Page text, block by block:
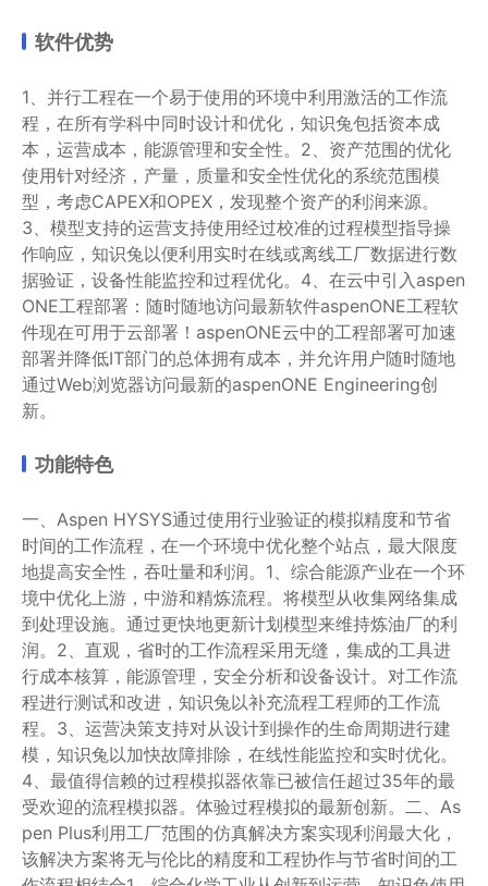
软件优势
1、并行工程在一个易于使用的环境中利用激活的工作流
程，在所有学科中同时设计和优化，知识兔包括资本成
本，运营成本，能源管理和安全性。2、资产范围的优化
使用针对经济，产量，质量和安全性优化的系统范围模
型，考虑CAPEX和OPEX，发现整个资产的利润来源。
3、模型支持的运营支持使用经过校准的过程模型指导操
作响应，知识兔以便利用实时在线或离线工厂数据进行数
据验证，设备性能监控和过程优化。4、在云中引入aspen
ONE工程部署：随时随地访问最新软件aspenONE工程软
件现在可用于云部署！aspenONE云中的工程部署可加速
部署并降低IT部门的总体拥有成本，并允许用户随时随地
通过Web浏览器访问最新的aspenONE Engineering创
新。
功能特色
一、Aspen HYSYS通过使用行业验证的模拟精度和节省
时间的工作流程，在一个环境中优化整个站点，最大限度
地提高安全性，吞吐量和利润。1、综合能源产业在一个环
境中优化上游，中游和精炼流程。将模型从收集网络集成
到处理设施。通过更快地更新计划模型来维持炼油厂的利
润。2、直观，省时的工作流程采用无缝，集成的工具进
行成本核算，能源管理，安全分析和设备设计。对工作流
程进行测试和改进，知识兔以补充流程工程师的工作流
程。3、运营决策支持对从设计到操作的生命周期进行建
模，知识兔以加快故障排除，在线性能监控和实时优化。
4、最值得信赖的过程模拟器依靠已被信任超过35年的最
受欢迎的流程模拟器。体验过程模拟的最新创新。二、As
pen Plus利用工厂范围的仿真解决方案实现利润最大化，
该解决方案将无与伦比的精度和工程协作与节省时间的工